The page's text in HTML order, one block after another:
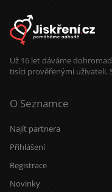
Už 16 let dáváme
tisíci prověřenými uživateli.
O Seznamce
Najít partnera
Přihlášení
Registrace
Novinky